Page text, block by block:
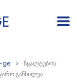
ge
წყალტუბოს
განხილვა